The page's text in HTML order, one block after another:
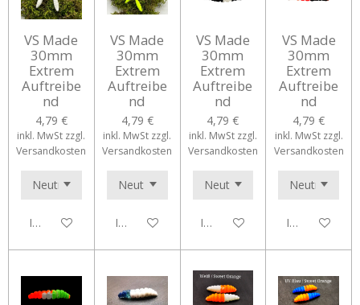
VS Made
30mm
Extrem
Auftreibe
nd
4,79 €
inkl. MwSt zzgl.
Versandkosten
In den Warenkorb
VS Made
30mm
Extrem
Auftreibe
nd
4,79 €
inkl. MwSt zzgl.
Versandkosten
In den Warenkorb
VS Made
30mm
Extrem
Auftreibe
nd
4,79 €
inkl. MwSt zzgl.
Versandkosten
In den Warenkorb
VS Made
30mm
Extrem
Auftreibe
nd
4,79 €
inkl. MwSt zzgl.
Versandkosten
In den